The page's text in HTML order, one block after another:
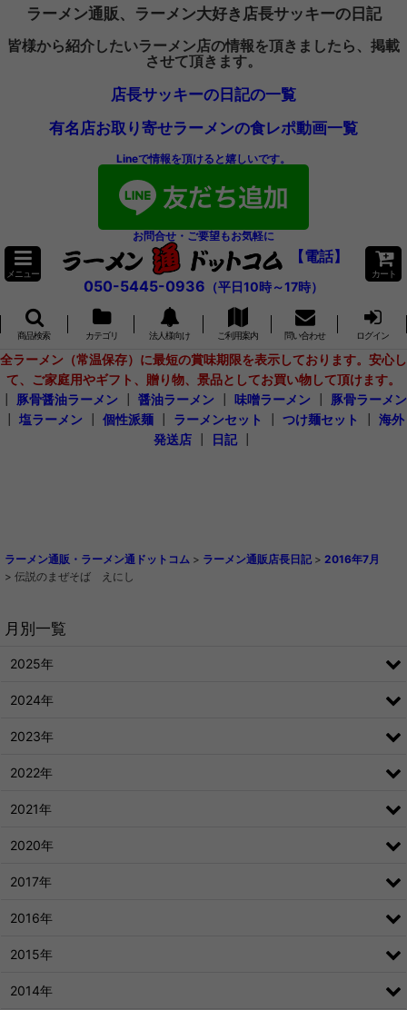
ラーメン通販、ラーメン大好き店長サッキーの日記
皆様から紹介したいラーメン店の情報を頂きましたら、掲載
させて頂きます。
店長サッキーの日記の一覧
有名店お取り寄せラーメンの食レポ動画一覧
Lineで情報を頂けると嬉しいです。
お問合せ・ご要望もお気軽に
メニュー
【電話】
050-5445-0936 （平日10時～17時）
カート
商品検索 カテゴリ 法人様向け ご利用案内 問い合わせ ログイン
全ラーメン（常温保存）に最短の賞味期限を表示しております。安心し
て、ご家庭用やギフト、贈り物、景品としてお買い物して頂けます。
豚骨醤油ラーメン 醤油ラーメン 味噌ラーメン
豚骨ラーメン
塩ラーメン 個性派麺 ラーメンセット つけ麺セット
海外
発送店
日記┃
ラーメン通販・ラーメン通ドットコム > ラーメン通販店長日記 > 2016年7月
> 伝説のまぜそば えにし
月別一覧
2025年
2024年
2023年
2022年
2021年
2020年
2017年
2016年
2015年
2014年